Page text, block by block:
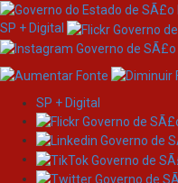
SP + Digital
SP + Digital